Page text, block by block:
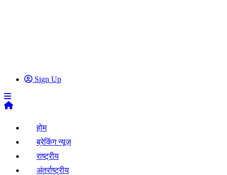
Sign Up
होम
ब्रेकिंग न्यूज़
राष्ट्रीय
अंतर्राष्ट्रीय